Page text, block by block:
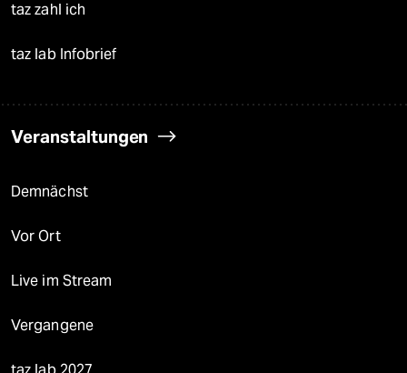
taz zahl ich
taz lab Infobrief
Veranstaltungen
Demnächst
Vor Ort
Live im Stream
Vergangene